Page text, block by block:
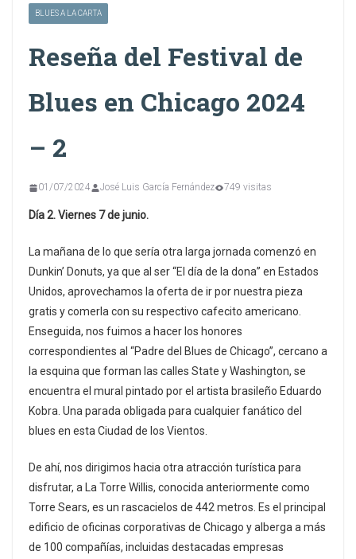
BLUES A LA CARTA
Reseña del Festival de
Blues en Chicago 2024
– 2
01/07/2024 José Luis García Fernández 749 visitas
Día 2. Viernes 7 de junio.
La mañana de lo que sería otra larga jornada comenzó en
Dunkin’ Donuts, ya que al ser “El día de la dona” en Estados
Unidos, aprovechamos la oferta de ir por nuestra pieza
gratis y comerla con su respectivo cafecito americano.
Enseguida, nos fuimos a hacer los honores
correspondientes al “Padre del Blues de Chicago”, cercano a
la esquina que forman las calles State y Washington, se
encuentra el mural pintado por el artista brasileño Eduardo
Kobra. Una parada obligada para cualquier fanático del
blues en esta Ciudad de los Vientos.
De ahí, nos dirigimos hacia otra atracción turística para
disfrutar, a La Torre Willis, conocida anteriormente como
Torre Sears, es un rascacielos de 442 metros. Es el principal
edificio de oficinas corporativas de Chicago y alberga a más
de 100 compañías, incluidas destacadas empresas